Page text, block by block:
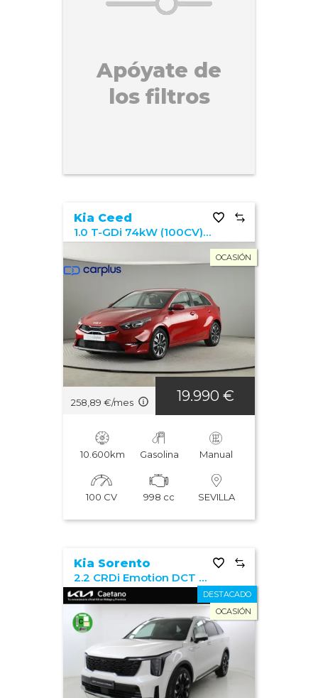
Apóyate de
los filtros
Kia Ceed
1.0 T-GDi 74kW (100CV) Drive
OCASIÓN
258,89 €/mes 19.990 €
10.600km Gasolina Manual
100 CV 998 cc SEVILLA
Kia Sorento
2.2 CRDi Emotion DCT 4x2 7pl
DESTACADO
OCASIÓN